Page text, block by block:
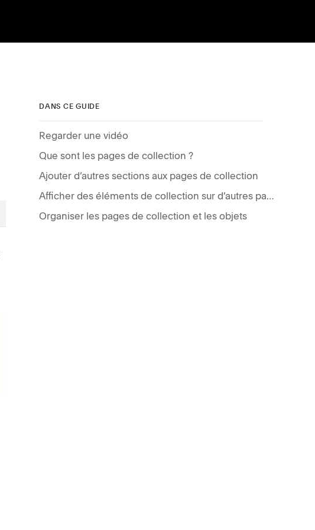
DANS CE GUIDE
Regarder une vidéo
Que sont les pages de collection ?
Ajouter d’autres sections aux pages de collection
Afficher des éléments de collection sur d’autres pages
Organiser les pages de collection et les objets